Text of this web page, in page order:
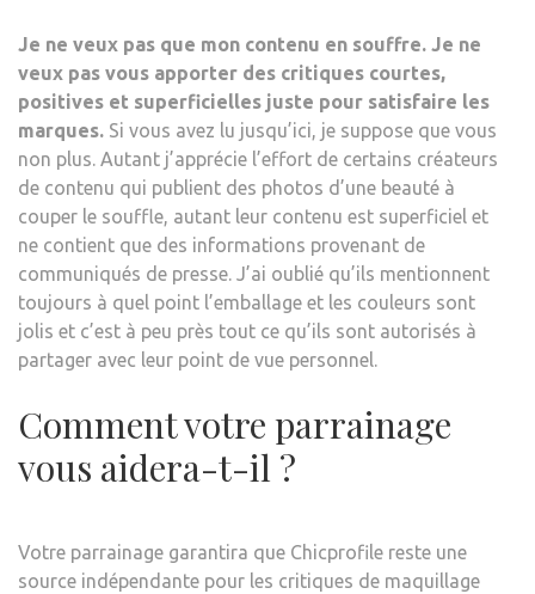
Je ne veux pas que mon contenu en souffre. Je ne
veux pas vous apporter des critiques courtes,
positives et superficielles juste pour satisfaire les
marques. Si vous avez lu jusqu’ici, je suppose que vous
non plus. Autant j’apprécie l’effort de certains créateurs
de contenu qui publient des photos d’une beauté à
couper le souffle, autant leur contenu est superficiel et
ne contient que des informations provenant de
communiqués de presse. J’ai oublié qu’ils mentionnent
toujours à quel point l’emballage et les couleurs sont
jolis et c’est à peu près tout ce qu’ils sont autorisés à
partager avec leur point de vue personnel.
Comment votre parrainage
vous aidera-t-il ?
Votre parrainage garantira que Chicprofile reste une
source indépendante pour les critiques de maquillage